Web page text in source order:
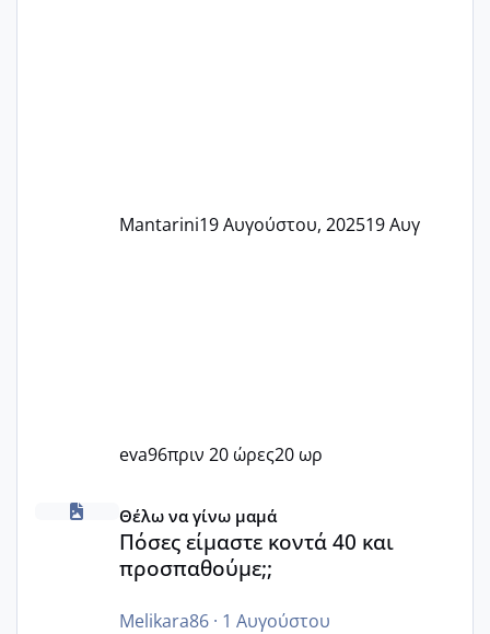
Mantarini19 Αυγούστου, 202519 Αυγ
eva96πριν 20 ώρες20 ωρ
Πόσες είμαστε κοντά 40 και προσπαθούμε;;
Θέλω να γίνω μαμά
Πόσες είμαστε κοντά 40 και
προσπαθούμε;;
Melikara86· 1 Αυγούστου